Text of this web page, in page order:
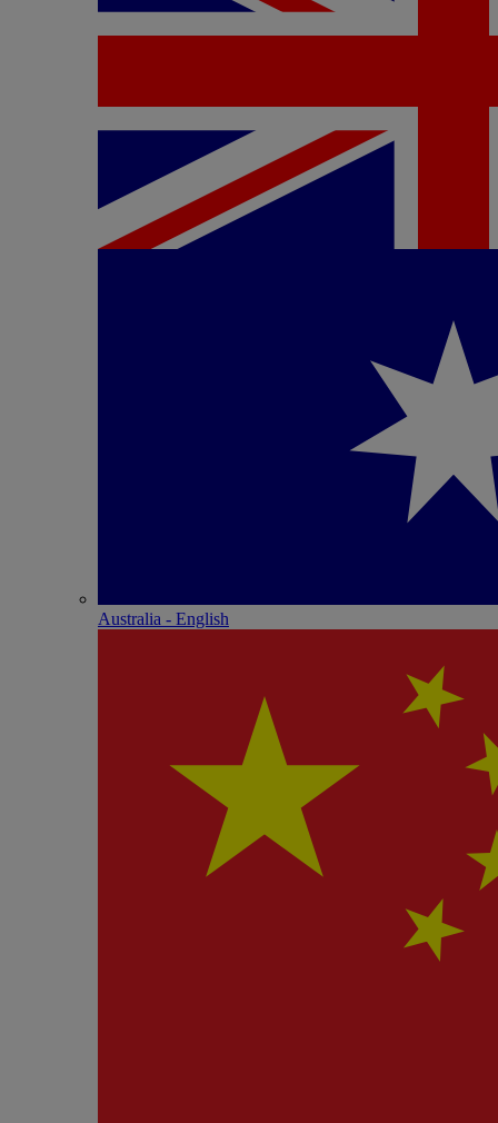
Australia - English